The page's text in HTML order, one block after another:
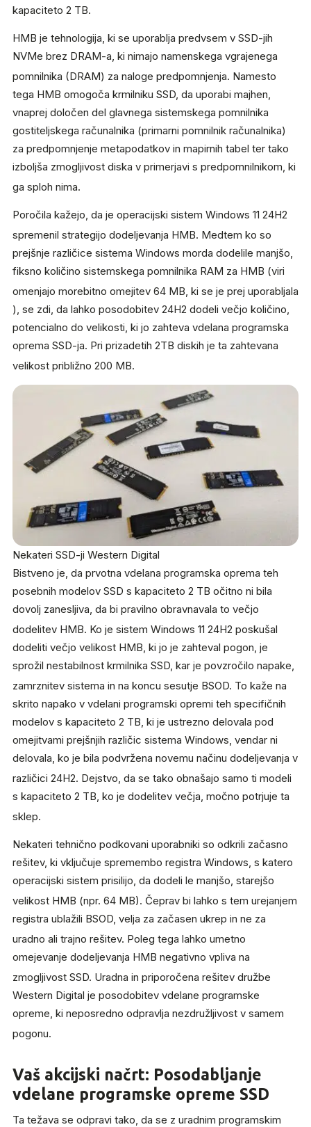
kapaciteto 2 TB.
HMB je tehnologija, ki se uporablja predvsem v SSD-jih
NVMe brez DRAM-a, ki nimajo namenskega vgrajenega
pomnilnika (DRAM) za naloge predpomnjenja. Namesto
tega HMB omogoča krmilniku SSD, da uporabi majhen,
vnaprej določen del glavnega sistemskega pomnilnika
gostiteljskega računalnika (primarni pomnilnik računalnika)
za predpomnjenje metapodatkov in mapirnih tabel ter tako
izboljša zmogljivost diska v primerjavi s predpomnilnikom, ki
ga sploh nima.
Poročila kažejo, da je operacijski sistem Windows 11 24H2
spremenil strategijo dodeljevanja HMB. Medtem ko so
prejšnje različice sistema Windows morda dodelile manjšo,
fiksno količino sistemskega pomnilnika RAM za HMB (viri
omenjajo morebitno omejitev 64 MB, ki se je prej uporabljala
), se zdi, da lahko posodobitev 24H2 dodeli večjo količino,
potencialno do velikosti, ki jo zahteva vdelana programska
oprema SSD-ja. Pri prizadetih 2TB diskih je ta zahtevana
velikost približno 200 MB.
Nekateri SSD-ji Western Digital
Bistveno je, da prvotna vdelana programska oprema teh
posebnih modelov SSD s kapaciteto 2 TB očitno ni bila
dovolj zanesljiva, da bi pravilno obravnavala to večjo
dodelitev HMB. Ko je sistem Windows 11 24H2 poskušal
dodeliti večjo velikost HMB, ki jo je zahteval pogon, je
sprožil nestabilnost krmilnika SSD, kar je povzročilo napake,
zamrznitev sistema in na koncu sesutje BSOD. To kaže na
skrito napako v vdelani programski opremi teh specifičnih
modelov s kapaciteto 2 TB, ki je ustrezno delovala pod
omejitvami prejšnjih različic sistema Windows, vendar ni
delovala, ko je bila podvržena novemu načinu dodeljevanja v
različici 24H2. Dejstvo, da se tako obnašajo samo ti modeli
s kapaciteto 2 TB, ko je dodelitev večja, močno potrjuje ta
sklep.
Nekateri tehnično podkovani uporabniki so odkrili začasno
rešitev, ki vključuje spremembo registra Windows, s katero
operacijski sistem prisilijo, da dodeli le manjšo, starejšo
velikost HMB (npr. 64 MB). Čeprav bi lahko s tem urejanjem
registra ublažili BSOD, velja za začasen ukrep in ne za
uradno ali trajno rešitev. Poleg tega lahko umetno
omejevanje dodeljevanja HMB negativno vpliva na
zmogljivost SSD. Uradna in priporočena rešitev družbe
Western Digital je posodobitev vdelane programske
opreme, ki neposredno odpravlja nezdružljivost v samem
pogonu.
Vaš akcijski načrt: Posodabljanje
vdelane programske opreme SSD
Ta težava se odpravi tako, da se z uradnim programskim